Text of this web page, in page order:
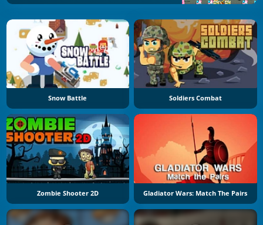
Snow Battle Soldiers Combat
Zombie Shooter 2D Gladiator Wars: Match The Pairs